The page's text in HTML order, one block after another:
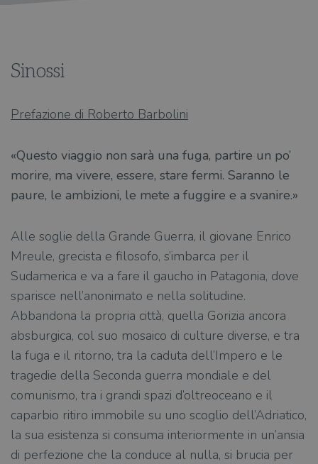
Sinossi
Prefazione di Roberto Barbolini
«Questo viaggio non sarà una fuga, partire un po’
morire, ma vivere, essere, stare fermi. Saranno le
paure, le ambizioni, le mete a fuggire e a svanire.»
Alle soglie della Grande Guerra, il giovane Enrico
Mreule, grecista e filosofo, s’imbarca per il
Sudamerica e va a fare il gaucho in Patagonia, dove
sparisce nell’anonimato e nella solitudine.
Abbandona la propria città, quella Gorizia ancora
absburgica, col suo mosaico di culture diverse, e tra
la fuga e il ritorno, tra la caduta dell’Impero e le
tragedie della Seconda guerra mondiale e del
comunismo, tra i grandi spazi d’oltreoceano e il
caparbio ritiro immobile su uno scoglio dell’Adriatico,
la sua esistenza si consuma interiormente in un’ansia
di perfezione che la conduce al nulla, si brucia per